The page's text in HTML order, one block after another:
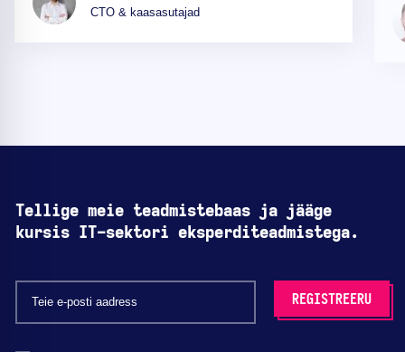
CTO & kaasasutajad
Tellige meie teadmistebaas ja jääge
kursis IT-sektori eksperditeadmistega.